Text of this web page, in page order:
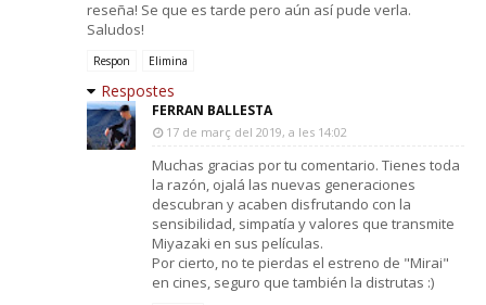
reseña! Se que es tarde pero aún así pude verla.
Saludos!
Respon Elimina
Respostes
FERRAN BALLESTA
17 de març del 2019, a les 14:02
Muchas gracias por tu comentario. Tienes toda
la razón, ojalá las nuevas generaciones
descubran y acaben disfrutando con la
sensibilidad, simpatía y valores que transmite
Miyazaki en sus películas.
Por cierto, no te pierdas el estreno de "Mirai"
en cines, seguro que también la distrutas :)